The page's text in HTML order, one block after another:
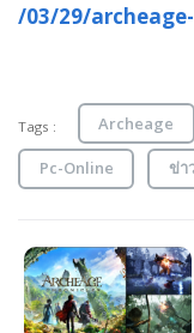
/03/29/
Tags : Archeage
Pc-Online ข่า